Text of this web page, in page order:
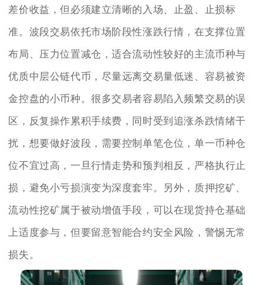
差价收益，但必须建立清晰的入场、止盈、止损标
准。波段交易依托市场阶段性涨跌行情，在支撑位置
布局、压力位置减仓，适合流动性较好的主流币种与
优质中层公链代币，尽量远离交易量低迷、容易被资
金控盘的小币种。很多交易者容易陷入频繁交易的误
区，反复操作累积手续费，同时受到追涨杀跌情绪干
扰，想要做好波段，需要控制单笔仓位，单一币种仓
位不宜过高，一旦行情走势和预判相反，严格执行止
损，避免小亏损演变为深度套牢。另外，质押挖矿、
流动性挖矿属于被动增值手段，可以在现货持仓基础
上适度参与，但要留意智能合约安全风险，警惕无常
损失。